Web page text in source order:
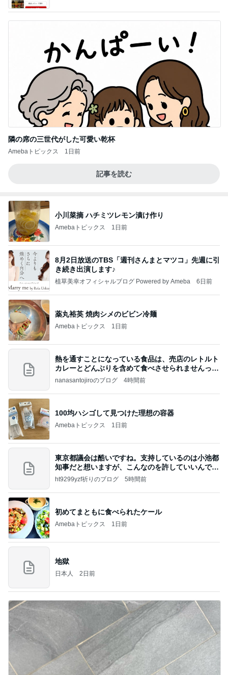
隣の席の三世代がした可愛い乾杯
Amebaトピックス 1日前
記事を読む
小川菜摘 ハチミツレモン漬け作り
Amebaトピックス 1日前
8月2日放送のTBS「週刊さんまとマツコ」先週に引
き続き出演します♪
植草美幸オフィシャルブログ Powered by Ameba 6日前
薬丸裕英 焼肉シメのビビン冷麺
Amebaトピックス 1日前
熱を通すことになっている食品は、売店のレトルト
カレーとどんぶりを含めて食べさせられませんっ
て、男
nanasantojiroのブログ 4時間前
100均ハシゴして見つけた理想の容器
Amebaトピックス 1日前
東京都議会は酷いですね。支持しているのは小池都
知事だと想いますが、こんなのを許していいんです
か？
ht9299yzf祈りのブログ 5時間前
初めてまともに食べられたケール
Amebaトピックス 1日前
地獄
日本人 2日前